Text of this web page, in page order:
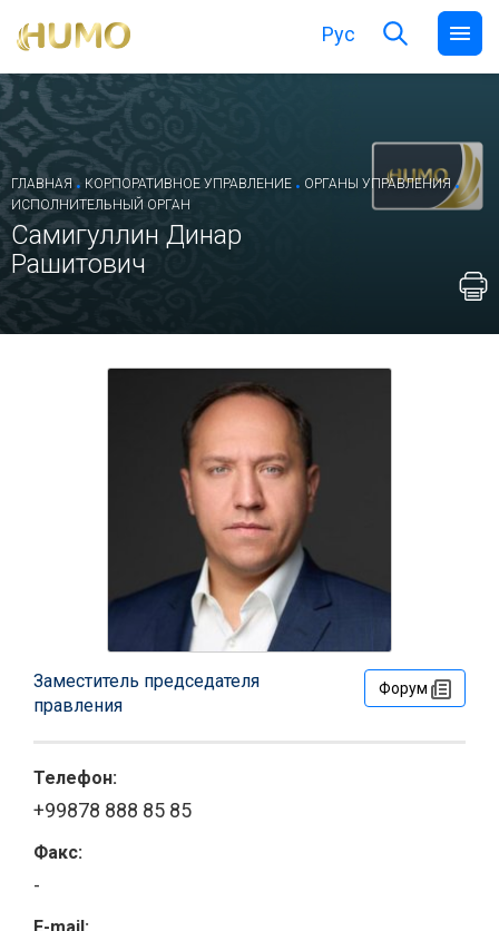
Рус
ГЛАВНАЯ . КОРПОРАТИВНОЕ УПРАВЛЕНИЕ . ОРГАНЫ УПРАВЛЕНИЯ .
ИСПОЛНИТЕЛЬНЫЙ ОРГАН
Самигуллин Динар
Рашитович
Форум
Заместитель председателя
правления
Телефон:
+99878 888 85 85
Факс:
-